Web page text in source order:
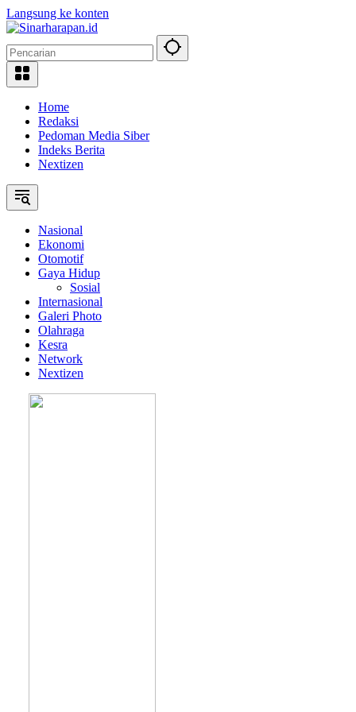
Langsung ke konten
Home
Redaksi
Pedoman Media Siber
Indeks Berita
Nextizen
Nasional
Ekonomi
Otomotif
Gaya Hidup
Sosial
Internasional
Galeri Photo
Olahraga
Kesra
Network
Nextizen